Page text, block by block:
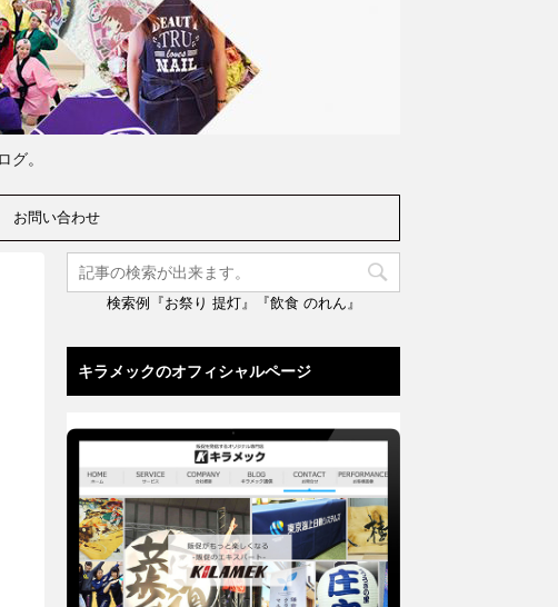
。
お問い合わせ
検索例『お祭り 提灯』『飲食 のれん』
キラメックのオフィシャルページ